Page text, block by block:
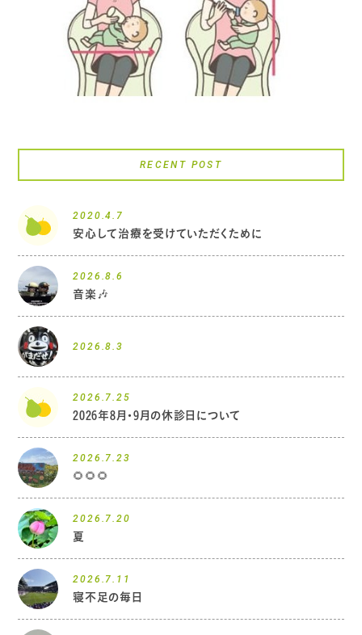
RECENT POST
2020.4.7
安心して治療を受けていただくために
2026.8.6
音楽🎶
2026.8.3
2026.7.25
2026年8月・9月の休診日について
2026.7.23
🌻🌻🌻
2026.7.20
夏
2026.7.11
寝不足の毎日